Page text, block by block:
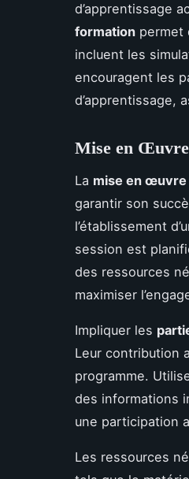
d’apprentissage
formation permet
incluent les
encouragent les
d’apprentissage,
Mise en
La mise en œuvre
garantir son
l’établissement
session est
des ressources
maximiser
Impliquer les
Leur contribution
programme.
des informations
une participation
Les ressources